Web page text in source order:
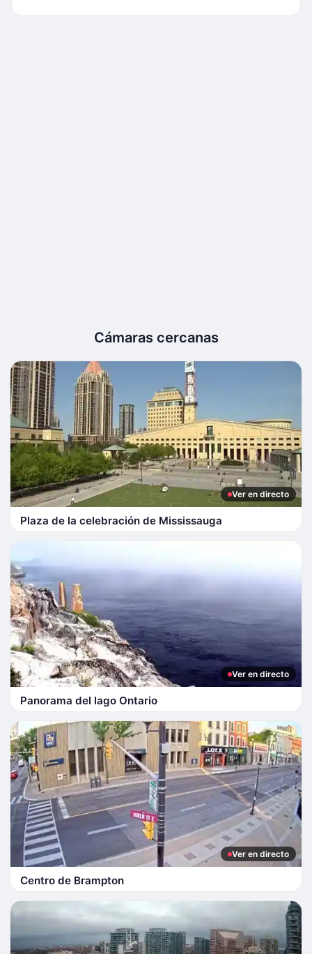
Cámaras cercanas
Ver en directo
Plaza de la celebración de Mississauga
Ver en directo
Panorama del lago Ontario
Ver en directo
Centro de Brampton